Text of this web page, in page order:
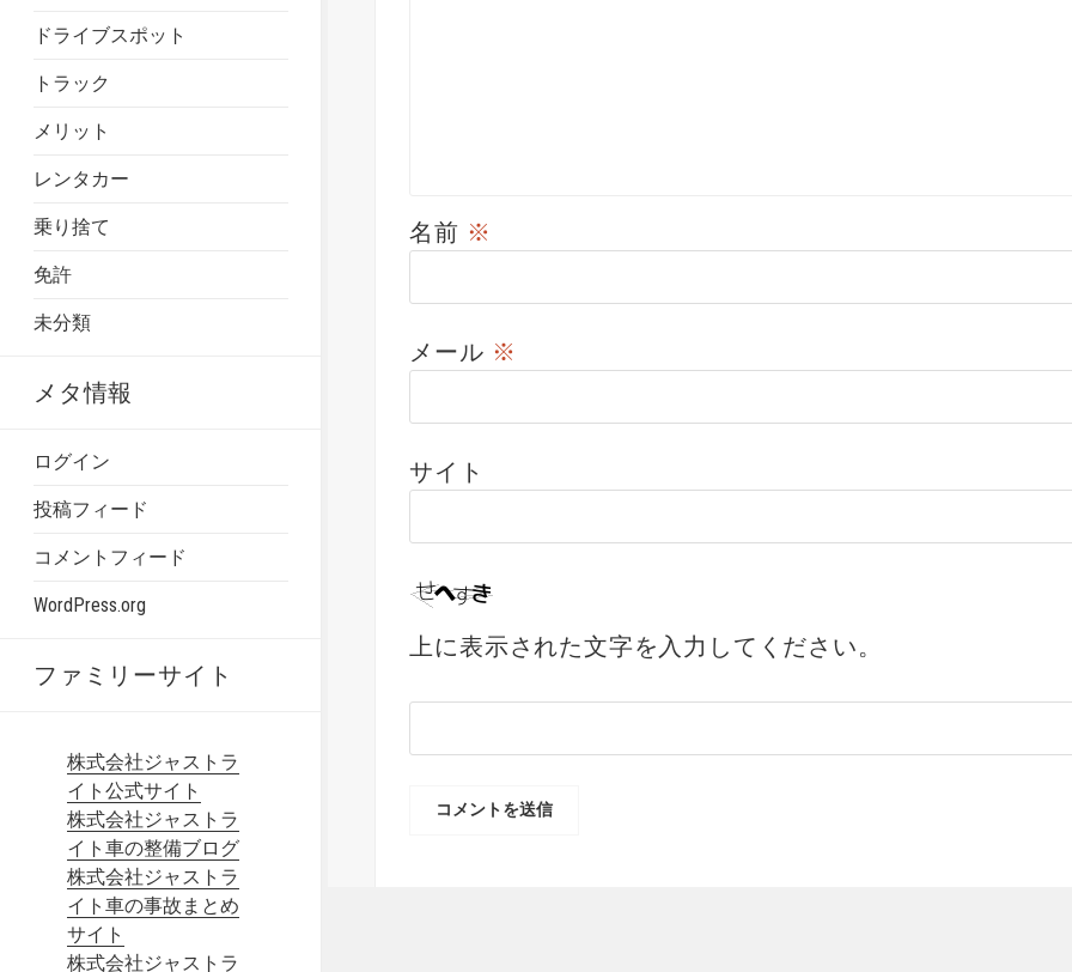
ドライブスポット
トラック
メリット
レンタカー
乗り捨て
免許
未分類
メタ情報
ログイン
投稿フィード
コメントフィード
WordPress.org
ファミリーサイト
株式会社ジャストラ
イト公式サイト
株式会社ジャストラ
イト車の整備ブログ
株式会社ジャストラ
イト車の事故まとめ
サイト
株式会社ジャストラ
名前 ※
メール ※
サイト
上に表示された文字を入力してください。